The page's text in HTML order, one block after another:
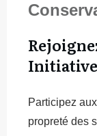
Participez
propreté des